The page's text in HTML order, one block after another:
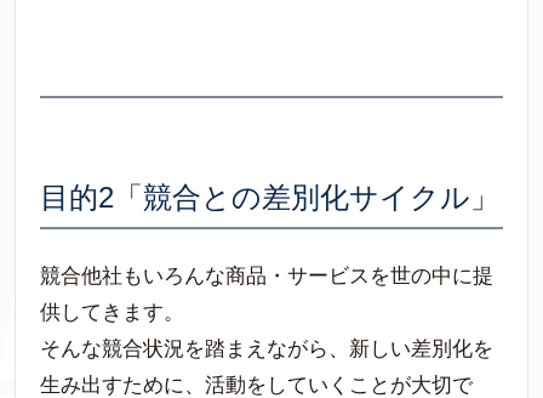
目的2「競合との差別化サイクル」
競合他社もいろんな商品・サービスを世の中に提
供してきます。
そんな競合状況を踏まえながら、新しい差別化を
生み出すために、活動をしていくことが大切で